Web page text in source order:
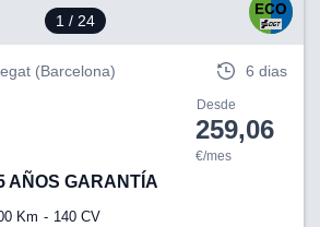
1 / 24
(Barcelona) 6 dias
Desde
259,06
€/mes
AÑOS GARANTÍA
Km 140 CV